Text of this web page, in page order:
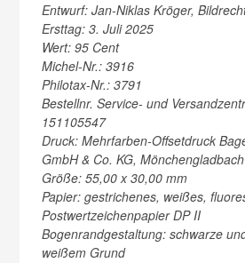
Entwurf: Jan-Niklas Kröger,
Ersttag: 3. Juli 2025
Wert: 95 Cent
Michel-Nr.: 3916
Philotax-Nr.: 3791
Bestellnr. Service- und
151105547
Druck: Mehrfarben-Offsetdruck
GmbH & Co. KG, Mönchengladbach
Größe: 55,00 x 30,00 mm
Papier: gestrichenes, weißes,
Postwertzeichenpapier DP II
Bogenrandgestaltung: schwarze
weißem Grund